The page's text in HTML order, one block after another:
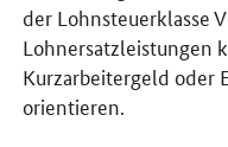
der Lohnsteuerklasse
Lohnersatzleistungen
Kurzarbeitergeld oder
orientieren.